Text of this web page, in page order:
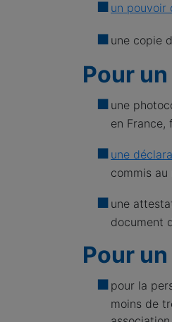
un pouvoir
une copie
Pour
une
en France,
une
commis
une
document
Pour
pour la
moins de